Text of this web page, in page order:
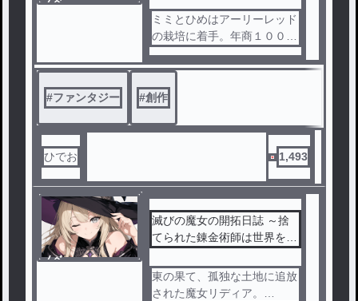
し）には読んで頂きたいです
😆
キャラクターの心情、描写を
丁寧に書いています。
完結作品です。
から読んでみて下さい🙇
ノベ
ミミとひめはアーリーレッド
の栽培に着手。年商１０００
０億円の大企業となって。科
学部主将に就任するのだった
。
#ファンタジー #創作
ひでお 1,493
ノベ
滅びの魔女の開拓日誌 ～捨
てられた錬金術師は世界を滅
東の果て、孤独な土地に追放
された魔女リディア。